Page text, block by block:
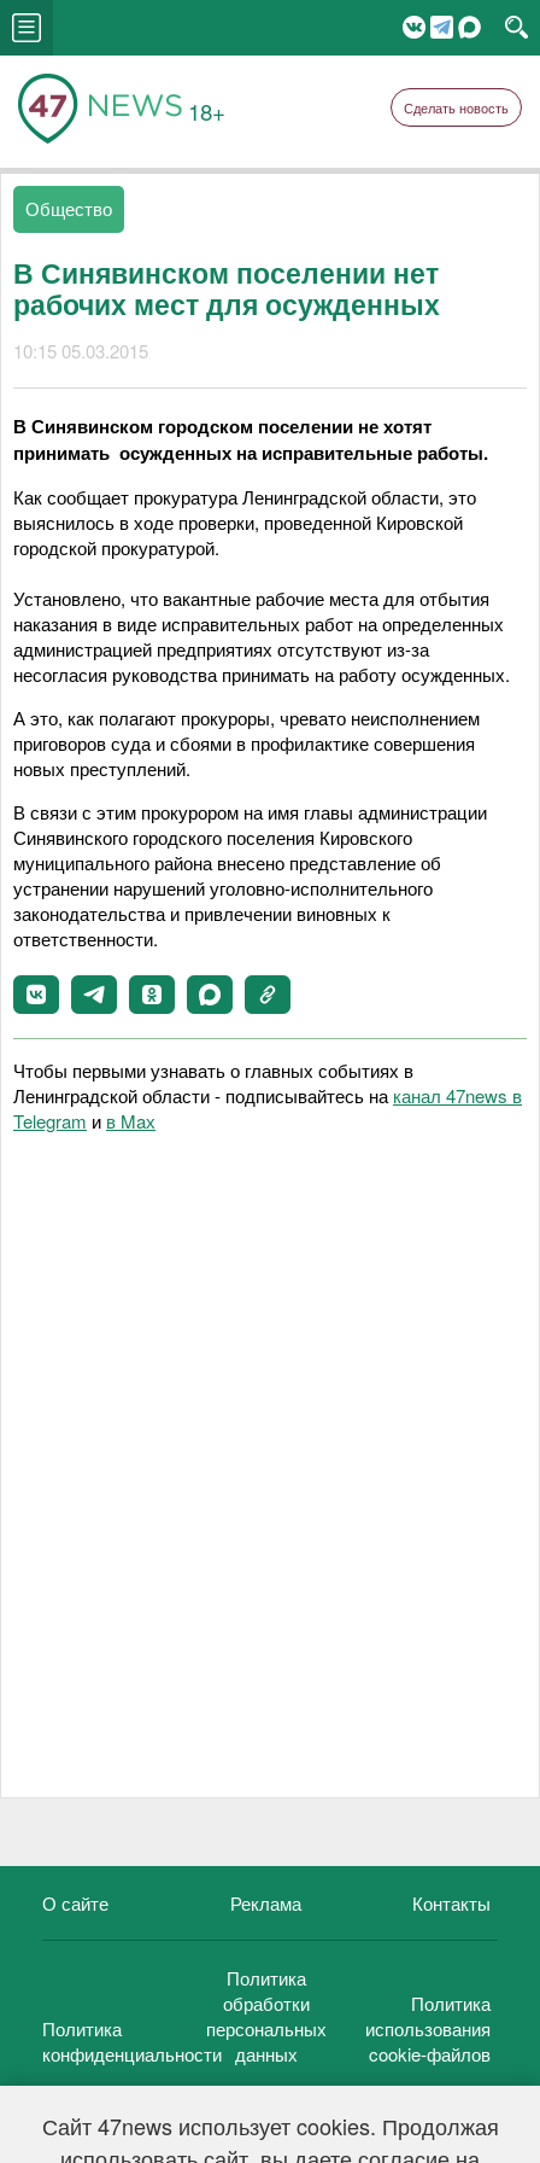
Сайт 47news использует cookies. Продолжая
18+ Сделать новость
Общество
В Синявинском поселении нет
рабочих мест для осужденных
10:15 05.03.2015
В Синявинском городском поселении не хотят
принимать осужденных на исправительные работы.
Как сообщает прокуратура Ленинградской области, это
выяснилось в ходе проверки, проведенной Кировской
городской прокуратурой.
Установлено, что вакантные рабочие места для отбытия
наказания в виде исправительных работ на определенных
администрацией предприятиях отсутствуют из-за
несогласия руководства принимать на работу осужденных.
А это, как полагают прокуроры, чревато неисполнением
приговоров суда и сбоями в профилактике совершения
новых преступлений.
В связи с этим прокурором на имя главы администрации
Синявинского городского поселения Кировского
муниципального района внесено представление об
устранении нарушений уголовно-исполнительного
законодательства и привлечении виновных к
ответственности.
Чтобы первыми узнавать о главных событиях в
Ленинградской области - подписывайтесь на канал 47news в
Telegram и в Maх
О сайте Реклама Контакты
Политика
конфиденциальности
Политика
обработки
персональных
данных
Политика
использования
cookie-файлов